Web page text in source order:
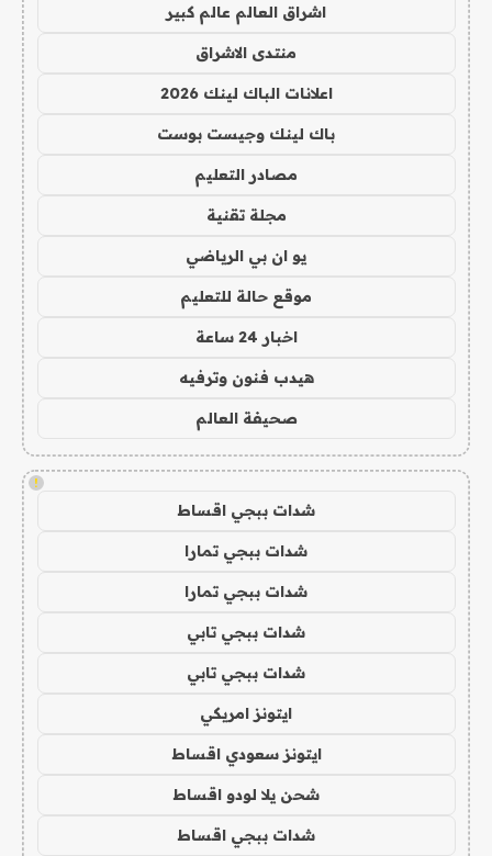
اشراق العالم عالم كبير
منتدى الاشراق
اعلانات الباك لينك 2026
باك لينك وجيست بوست
مصادر التعليم
مجلة تقنية
يو ان بي الرياضي
موقع حالة للتعليم
اخبار 24 ساعة
هيدب فنون وترفيه
صحيفة العالم
!
شدات ببجي اقساط
شدات ببجي تمارا
شدات ببجي تمارا
شدات ببجي تابي
شدات ببجي تابي
ايتونز امريكي
ايتونز سعودي اقساط
شحن يلا لودو اقساط
شدات ببجي اقساط